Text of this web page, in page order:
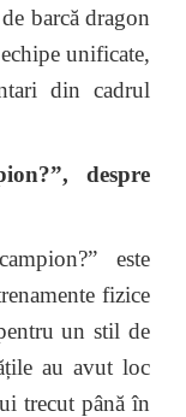
barcă dragon
unificate,
din cadrul
despre
este
fizice
un stil de
au avut loc
trecut până în